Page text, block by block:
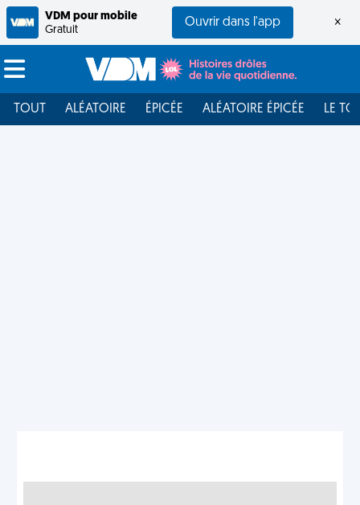
VDM pour mobile
Gratuit
Ouvrir dans l'app ×
TOUT ALÉATOIRE ÉPICÉE ALÉATOIRE ÉPICÉE LE